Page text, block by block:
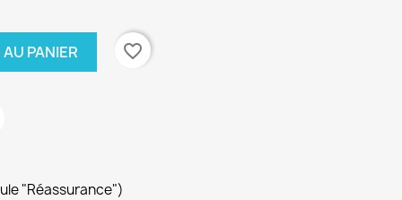
PANIER favorite_border
"Réassurance")